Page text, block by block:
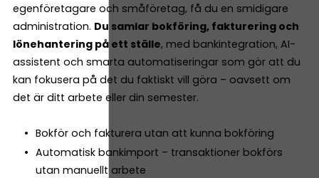
egenföretagare och småföretag, få du en smidigare
administration. Du samlar bokföring, fakturering och
lönehantering på ett ställe, med bankintegration, AI-
assistent och smarta automatiseringar som gör att du
kan fokusera på det du faktiskt vill göra – oavsett om
det är ditt arbete eller din semester.
Bokför och fakturera utan att kunna bokföring
Automatisk bankimport – transaktioner bokförs
utan manuellt arbete